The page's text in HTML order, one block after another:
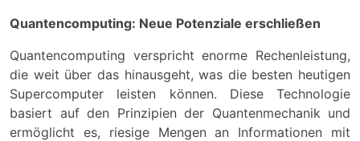
Quantencomputing: Neue Potenziale erschließen
Quantencomputing verspricht enorme Rechenleistung,
die weit über das hinausgeht, was die besten heutigen
Supercomputer leisten können. Diese Technologie
basiert auf den Prinzipien der Quantenmechanik und
ermöglicht es, riesige Mengen an Informationen mit